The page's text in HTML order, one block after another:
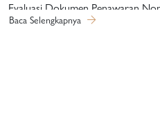
Evaluasi Dokumen Penawaran
Maret 2023, Berita Acara
Baca Selengkapnya